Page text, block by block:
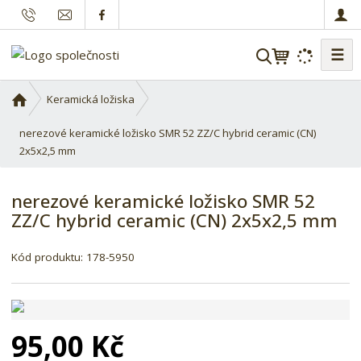
V
e
t
☰
v
o
d
s
t
a
Keramická ložiska
nerezové keramické ložisko SMR 52 ZZ/C hybrid ceramic (CN)
2x5x2,5 mm
nerezové keramické ložisko SMR 52
ZZ/C hybrid ceramic (CN) 2x5x2,5 mm
Kód produktu: 178-5950
95,00 Kč